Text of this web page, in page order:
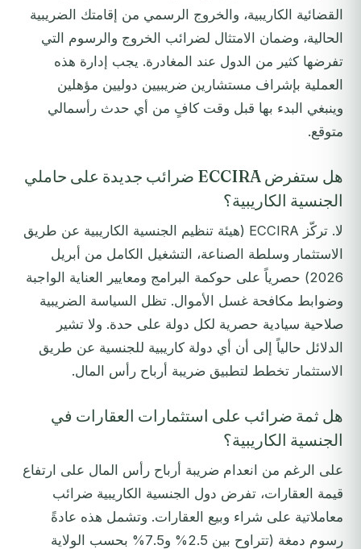
القضائية الكاريبية، والخروج الرسمي من إقامتك الضريبية
الحالية، وضمان الامتثال لضرائب الخروج والرسوم التي
تفرضها كثير من الدول عند المغادرة. يجب إدارة هذه
العملية بإشراف مستشارين ضريبيين دوليين مؤهلين
وينبغي البدء بها قبل وقت كافٍ من أي حدث رأسمالي
متوقع.
هل ستفرض ECCIRA ضرائب جديدة على حاملي
الجنسية الكاريبية؟
لا. تركّز ECCIRA (هيئة تنظيم الجنسية الكاريبية عن طريق
الاستثمار وسلطة الصناعة، التشغيل الكامل من أبريل
2026) حصرياً على حوكمة البرامج ومعايير العناية الواجبة
وضوابط مكافحة غسل الأموال. تظل السياسة الضريبية
صلاحية سيادية حصرية لكل دولة على حدة. ولا تشير
الدلائل حالياً إلى أن أي دولة كاريبية للجنسية عن طريق
الاستثمار تخطط لتطبيق ضريبة أرباح رأس المال.
هل ثمة ضرائب على استثمارات العقارات في
الجنسية الكاريبية؟
على الرغم من انعدام ضريبة أرباح رأس المال على ارتفاع
قيمة العقارات، تفرض دول الجنسية الكاريبية ضرائب
معاملاتية على شراء وبيع العقارات. وتشمل هذه عادةً
رسوم دمغة (تتراوح بين 2.5% و7.5% بحسب الولاية